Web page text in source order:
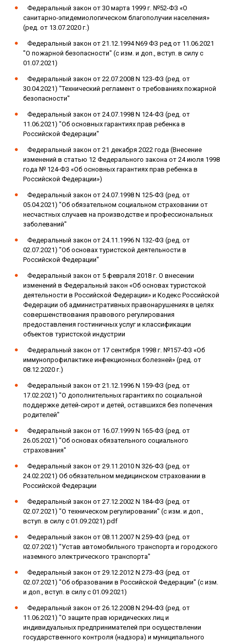
Федеральный закон от 30 марта 1999 г. №52-ФЗ «О
санитарно-эпидемиологическом благополучии населения»
(ред. от 13.07.2020 г.)
Федеральный закон от 21.12.1994 N69 ФЗ ред от 11.06.2021
"О пожарной безопасности" (с изм. и доп., вступ. в силу с
01.07.2021)
Федеральный закон от 22.07.2008 N 123-ФЗ (ред. от
30.04.2021) "Технический регламент о требованиях пожарной
безопасности"
Федеральный закон от 24.07.1998 N 124-ФЗ (ред. от
11.06.2021) "Об основных гарантиях прав ребенка в
Российской Федерации"
Федеральный закон от 21 декабря 2022 года (Внесение
изменений в статью 12 Федерального закона от 24 июля 1998
года № 124-ФЗ «Об основных гарантиях прав ребенка в
Российской Федерации»)
Федеральный закон от 24.07.1998 N 125-ФЗ (ред. от
05.04.2021) "Об обязательном социальном страховании от
несчастных случаев на производстве и профессиональных
заболеваний"
Федеральный закон от 24.11.1996 N 132-ФЗ (ред. от
02.07.2021) "Об основах туристской деятельности в
Российской Федерации"
Федеральный закон от 5 февраля 2018 г. О внесении
изменений в Федеральный закон «Об основах туристской
деятельности в Российской Федерации» и Кодекс Российской
Федерации об административных правонарушениях в целях
совершенствования правового регулирования
предоставления гостиничных услуг и классификации
объектов туристской индустрии
Федеральный закон от 17 сентября 1998 г. №157-ФЗ «Об
иммунопрофилактике инфекционных болезней» (ред. от
08.12.2020 г.)
Федеральный закон от 21.12.1996 N 159-ФЗ (ред. от
17.02.2021) "О дополнительных гарантиях по социальной
поддержке детей-сирот и детей, оставшихся без попечения
родителей"
Федеральный закон от 16.07.1999 N 165-ФЗ (ред. от
26.05.2021) "Об основах обязательного социального
страхования"
Федеральный закон от 29.11.2010 N 326-ФЗ (ред. от
24.02.2021) Об обязательном медицинском страховании в
Российской Федерации
Федеральный закон от 27.12.2002 N 184-ФЗ (ред. от
02.07.2021) "О техническом регулировании" (с изм. и доп.,
вступ. в силу с 01.09.2021).pdf
Федеральный закон от 08.11.2007 N 259-ФЗ (ред. от
02.07.2021) "Устав автомобильного транспорта и городского
наземного электрического транспорта"
Федеральный закон от 29.12.2012 N 273-ФЗ (ред. от
02.07.2021) "Об образовании в Российской Федерации" (с изм.
и доп., вступ. в силу с 01.09.2021)
Федеральный закон от 26.12.2008 N 294-ФЗ (ред. от
11.06.2021) "О защите прав юридических лиц и
индивидуальных предпринимателей при осуществлении
государственного контроля (надзора) и муниципального